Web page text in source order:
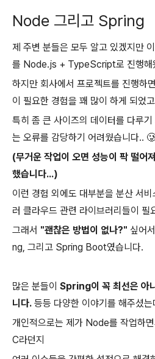
Node 그리고 Spring
제 주변 분들은 모두 알고 있겠지만
를 Node.js + TypeScript로 진행해
하지만 회사에서 프로젝트를 진행
이 필요한 경험을 꽤 많이 하게 되었
특히 좀 큰 사이즈의 데이터를 다루
는 오류를 감당하기 어려웠습니다..
(무거운 작업이 오면 성능이 팍 떨어
했습니다...)
이런 경험 외에도 대부분을 분산 서
러 클라우드 관련 라이브러리들이 필
그래서 "괜찮은 방법이 없나?" 싶어
ng, 그리고 Spring Boot였습니다.
많은 분들이 Spring이 꼭 최선은 아
니다. 등등 다양한 이야기를 해주셨는
개인적으로는 제가 Node를 작업하
C라던지